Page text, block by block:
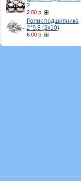
2
2.00 р.
Ролик подшипника
2*9,8 (2х10)
6.00 р.